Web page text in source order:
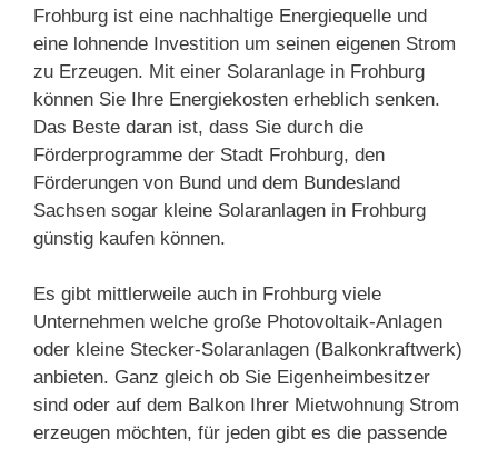
Frohburg ist eine nachhaltige Energiequelle und
eine lohnende Investition um seinen eigenen Strom
zu Erzeugen. Mit einer Solaranlage in Frohburg
können Sie Ihre Energiekosten erheblich senken.
Das Beste daran ist, dass Sie durch die
Förderprogramme der Stadt Frohburg, den
Förderungen von Bund und dem Bundesland
Sachsen sogar kleine Solaranlagen in Frohburg
günstig kaufen können.
Es gibt mittlerweile auch in Frohburg viele
Unternehmen welche große Photovoltaik-Anlagen
oder kleine Stecker-Solaranlagen (Balkonkraftwerk)
anbieten. Ganz gleich ob Sie Eigenheimbesitzer
sind oder auf dem Balkon Ihrer Mietwohnung Strom
erzeugen möchten, für jeden gibt es die passende